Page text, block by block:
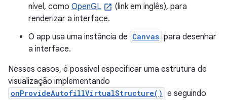
nível, como OpenGL
(link em inglês), para
renderizar a interface.
O app usa uma instância de Canvas para desenhar
a interface.
Nesses casos, é possível especificar uma estrutura de
visualização implementando
onProvideAutofillVirtualStructure() e seguindo